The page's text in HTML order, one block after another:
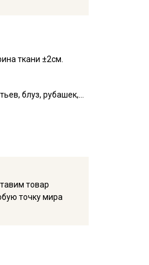
ткани ±2см.
блуз, рубашек,
при
товар
точку мира